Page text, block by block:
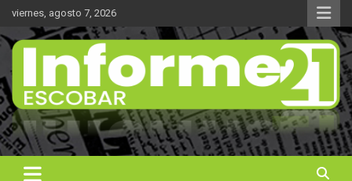
Saltar
contenido
viernes, agosto 7, 2026
Informe 21
Noticas reales